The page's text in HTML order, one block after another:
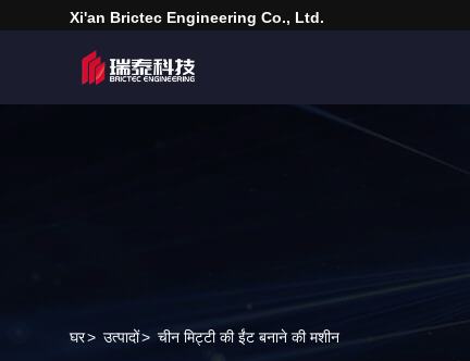
Xi'an Brictec Engineering Co., Ltd.
घर> उत्पादों> चीन मिट्टी की ईंट बनाने की मशीन